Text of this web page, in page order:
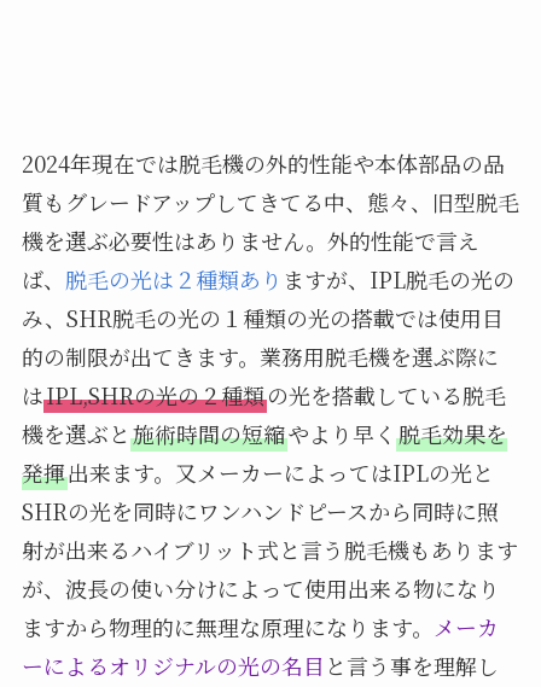
2024年現在では脱毛機の外的性能や本体部品の品
質もグレードアップしてきてる中、態々、旧型脱毛
機を選ぶ必要性はありません。外的性能で言え
ば、 脱毛の光は２種類あり ますが、IPL脱毛の光の
み、SHR脱毛の光の１種類の光の搭載では使用目
的の制限が出てきます。業務用脱毛機を選ぶ際に
はIPL,SHRの光の２種類の光を搭載している脱毛
機を選ぶと 施術時間の短縮やより早く 脱毛効果を
発揮出来ます。又メーカーによってはIPLの光と
SHRの光を同時にワンハンドピースから同時に照
射が出来るハイブリット式と言う脱毛機もあります
が、波長の使い分けによって使用出来る物になり
ますから物理的に無理な原理になります。 メーカ
ーによるオリジナルの光の名目 と言う事を理解し